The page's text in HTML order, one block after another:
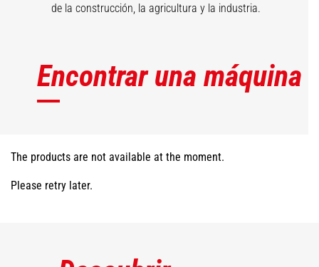
de la construcción, la agricultura y la industria.
Encontrar una máquina
The products are not available at the moment.
Please retry later.